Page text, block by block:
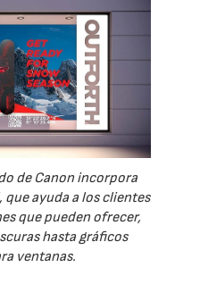
de Canon incorpora
ayuda a los clientes
que pueden ofrecer,
hasta gráficos
ventanas.